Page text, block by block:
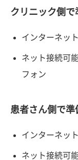
クリニック側で
インターネッ
ネット接続可
フォン
患者さん側で準
インターネッ
ネット接続可